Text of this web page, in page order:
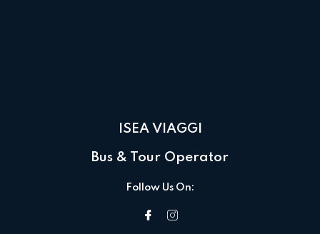
ISEA VIAGGI
Bus & Tour Operator
Follow Us On: